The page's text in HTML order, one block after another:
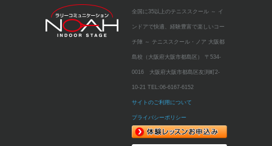
全国に35以上のテニススクール ～ イ
ンドアで快適、経験豊富で楽しいコー
チ陣 ～ テニススクール・ノア 大阪都
島校（大阪府大阪市都島区） 〒534-
0016 大阪府大阪市都島区友渕町2-
10-21 TEL:06-6167-6152
サイトのご利用について
プライバシーポリシー